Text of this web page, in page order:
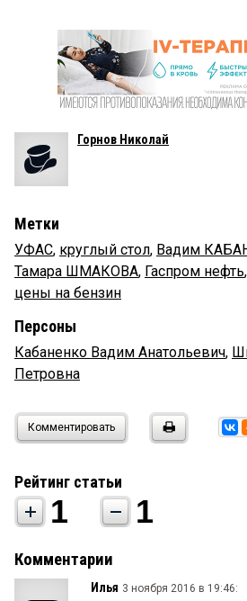
Горнов Николай
Метки
УФАС, круглый стол, Вадим
Тамара ШМАКОВА, Гаспром нефть,
цены на бензин
Персоны
Кабаненко Вадим Анатольевич,
Петровна
Комментировать
Рейтинг статьи
1 1
Комментарии
Илья 3 ноября 2016 в 19:46: